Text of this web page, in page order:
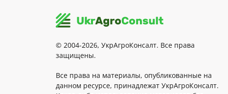
© 2004-2026, УкрАгроКонсалт. Все права
защищены.
Все права на материалы, опубликованные на
данном ресурсе, принадлежат УкрАгроКонсалт.